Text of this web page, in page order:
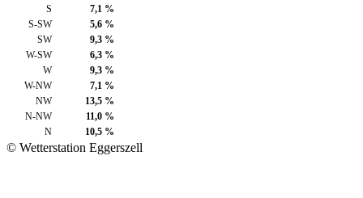
S
7,1 %
S-SW
5,6 %
SW
9,3 %
W-SW
6,3 %
W
9,3 %
W-NW
7,1 %
NW
13,5 %
N-NW
11,0 %
N
10,5 %
© Wetterstation Eggerszell